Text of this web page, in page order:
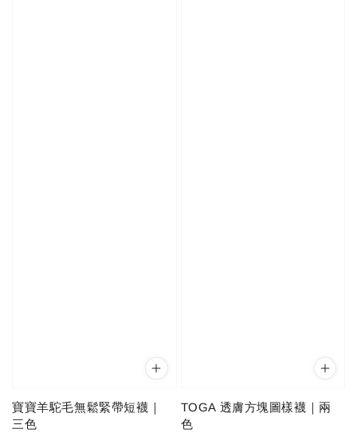
寶寶羊駝毛無鬆緊帶短襪｜
三色
TOGA 透膚方塊圖樣襪｜兩
色